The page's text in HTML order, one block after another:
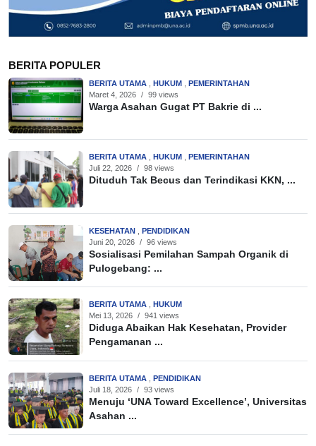
BERITA POPULER
BERITA UTAMA HUKUM
PEMERINTAHAN
Maret 4, 2026 / 99 views
Warga Asahan Gugat PT Bakrie di ...
BERITA UTAMA , HUKUM , PEMERINTAHAN
Juli 22, 2026 / 98 views
Dituduh Tak Becus dan Terindikasi KKN, ...
KESEHATAN
PENDIDIKAN
Juni 20, 2026 / 96 views
Sosialisasi Pemilahan Sampah Organik di
Pulogebang: ...
BERITA UTAMA , HUKUM
Mei 13, 2026 / 941 views
Diduga Abaikan Hak Kesehatan, Provider
Pengamanan ...
BERITA UTAMA
PENDIDIKAN
Juli 18, 2026 / 93 views
Menuju ‘UNA Toward Excellence’, Universitas
Asahan ...